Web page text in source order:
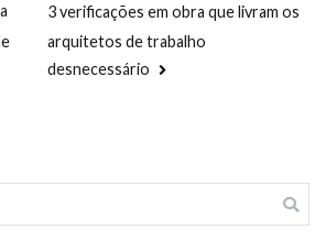
3 verificações em obra que livram os
arquitetos de trabalho
desnecessário